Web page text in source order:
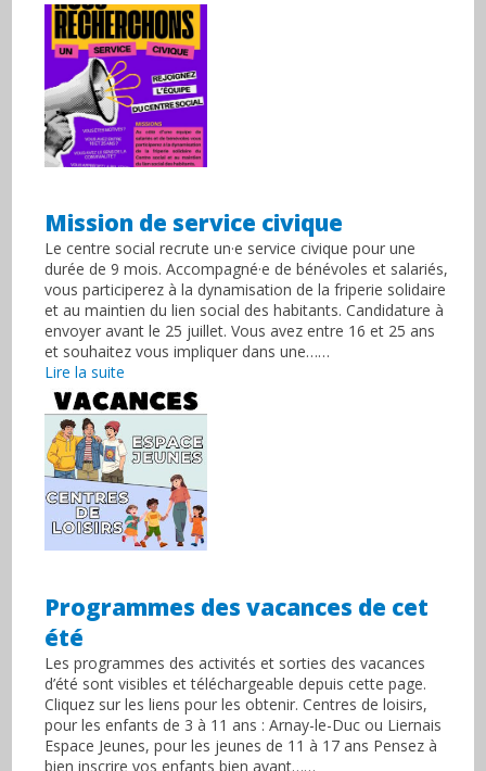
Mission de service civique
Le centre social recrute un·e service civique pour une
durée de 9 mois. Accompagné·e de bénévoles et salariés,
vous participerez à la dynamisation de la friperie solidaire
et au maintien du lien social des habitants. Candidature à
envoyer avant le 25 juillet. Vous avez entre 16 et 25 ans
et souhaitez vous impliquer dans une……
Lire la suite
Programmes des vacances de cet
été
Les programmes des activités et sorties des vacances
d’été sont visibles et téléchargeable depuis cette page.
Cliquez sur les liens pour les obtenir. Centres de loisirs,
pour les enfants de 3 à 11 ans : Arnay-le-Duc ou Liernais
Espace Jeunes, pour les jeunes de 11 à 17 ans Pensez à
bien inscrire vos enfants bien avant……